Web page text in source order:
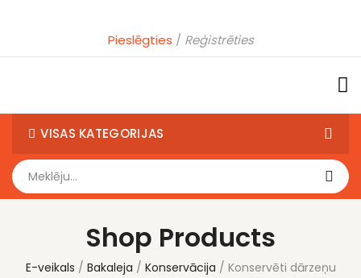
Pieslēgties Reģistrēties
VISAS KATEGORIJAS
Shop Products
E-veikals Bakaleja Konservācija
Konservēti dārzeņu